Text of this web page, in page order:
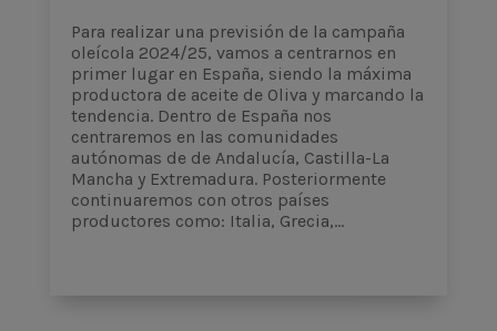
Para realizar una previsión de la campaña
oleícola 2024/25, vamos a centrarnos en
primer lugar en España, siendo la máxima
productora de aceite de Oliva y marcando la
tendencia. Dentro de España nos
centraremos en las comunidades
autónomas de de Andalucía, Castilla-La
Mancha y Extremadura. Posteriormente
continuaremos con otros países
productores como: Italia, Grecia,...